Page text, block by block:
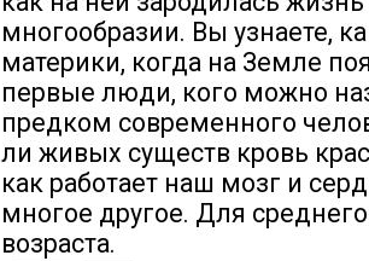
многообразии. Вы узнаете,
материки, когда на Земле
первые люди, кого можно
предком современного
ли живых существ кровь
как работает наш мозг и
многое другое. Для
возраста.